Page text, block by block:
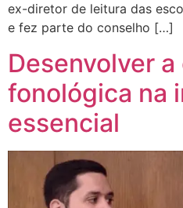
ex-diretor de leitura das
e fez parte do conselho […]
Desenvolver
fonológica na
essencial